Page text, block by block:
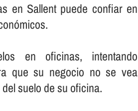
en Sallent puede confiar en
en oficinas, intentando
que su negocio no se vea
suelo de su oficina.